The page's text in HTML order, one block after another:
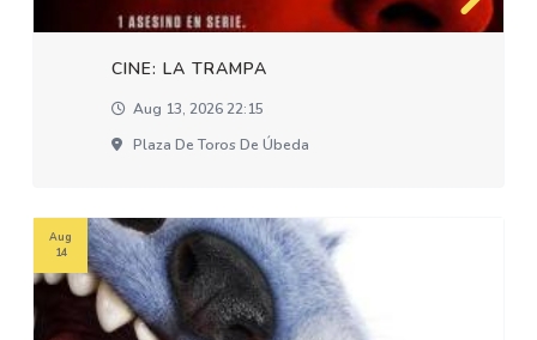
CINE: LA TRAMPA
Aug 13, 2026 22:15
Plaza De Toros De Úbeda
Aug
14